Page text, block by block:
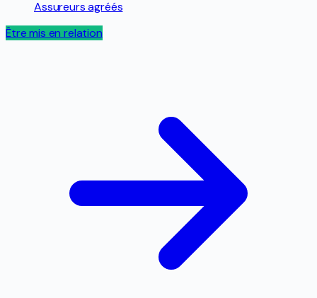
Assureurs agréés